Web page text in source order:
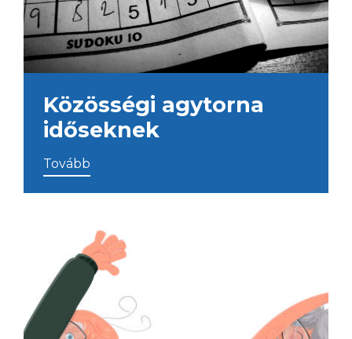
Közösségi agytorna
időseknek
Tovább